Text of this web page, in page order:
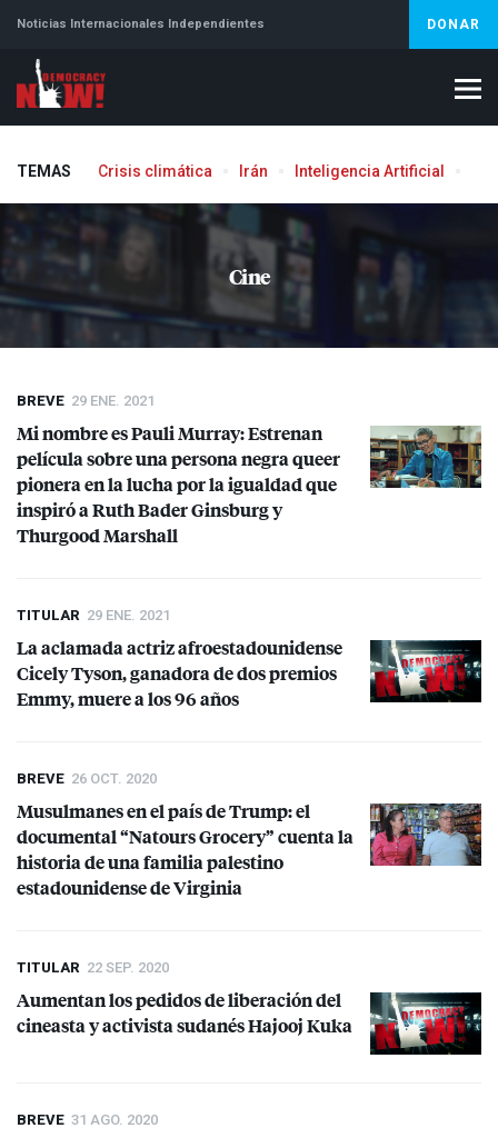
Noticias Internacionales Independientes DONAR
TEMAS Crisis climática Irán Inteligencia Artificial
Cine
BREVE 29 ENE. 2021
Mi nombre es Pauli Murray: Estrenan
película sobre una persona negra queer
pionera en la lucha por la igualdad que
inspiró a Ruth Bader Ginsburg y
Thurgood Marshall
TITULAR 29 ENE. 2021
La aclamada actriz afroestadounidense
Cicely Tyson, ganadora de dos premios
Emmy, muere a los 96 años
BREVE 26 OCT. 2020
Musulmanes en el país de Trump: el
documental “Natours Grocery” cuenta la
historia de una familia palestino
estadounidense de Virginia
TITULAR 22 SEP. 2020
Aumentan los pedidos de liberación del
cineasta y activista sudanés Hajooj Kuka
BREVE 31 AGO. 2020